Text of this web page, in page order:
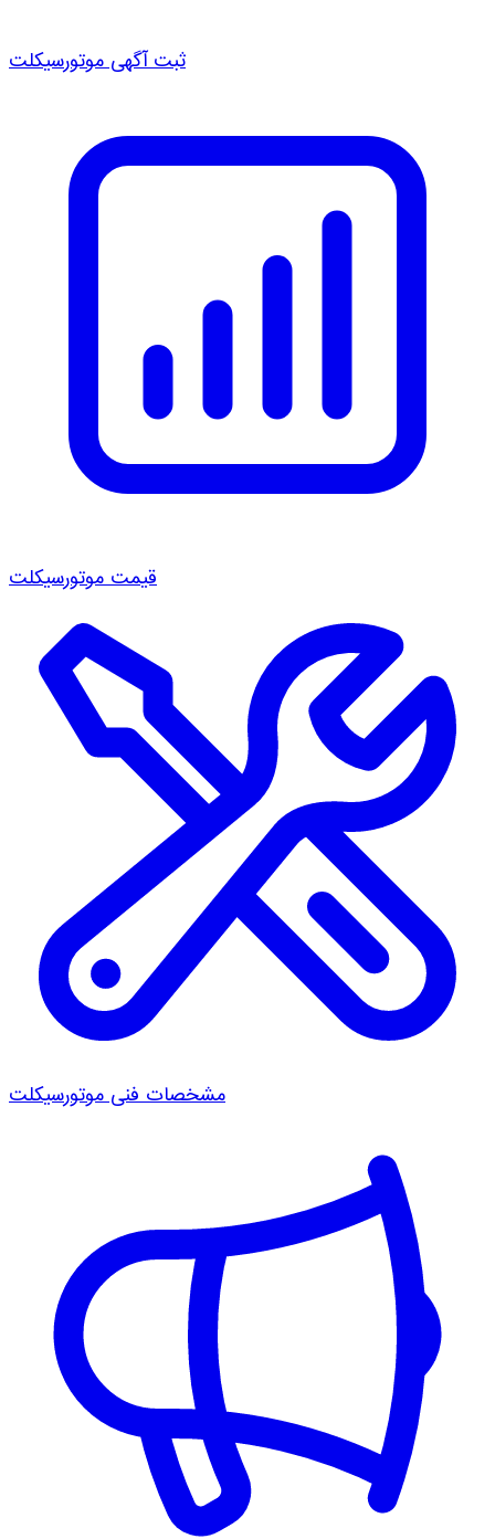
ثبت آگهی موتورسیکلت
قیمت موتورسیکلت
مشخصات فنی موتورسیکلت